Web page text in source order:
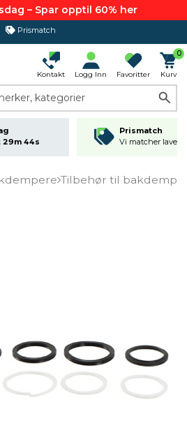
– Spar opptil 60% her
Prismatch
365 dagers åpent kjøp
Kontakt Logg Inn Favoritter
0
Kurv
kategorier
44s
Prismatch
Vi matcher
Tilbehør til